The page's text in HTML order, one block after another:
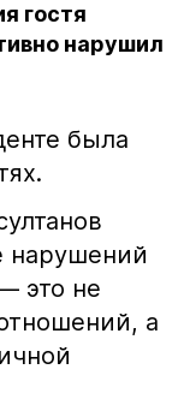
гостя
нарушил
была
нарушений
это не
а